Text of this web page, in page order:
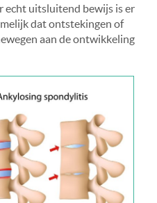
echt uitsluitend bewijs is er
dat ontstekingen of
aan de ontwikkeling